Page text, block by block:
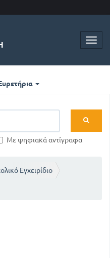
Με ψηφιακά αντίγραφα
Εγχειρίδιο